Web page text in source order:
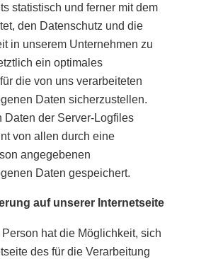
statistisch und ferner mit dem
den Datenschutz und die
in unserem Unternehmen zu
ein optimales
die von uns verarbeiteten
Daten sicherzustellen.
Daten der Server-Logfiles
von allen durch eine
angegebenen
Daten gespeichert.
auf unserer Internetseite
hat die Möglichkeit, sich
des für die Verarbeitung